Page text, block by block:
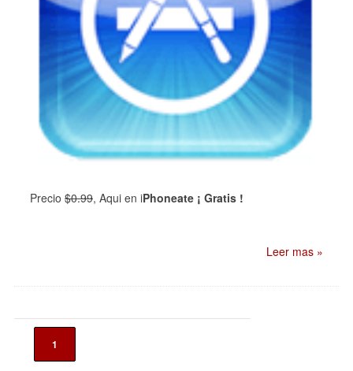
Precio $0.99, Aqui en iPhoneate ¡ Gratis !
Leer mas »
1